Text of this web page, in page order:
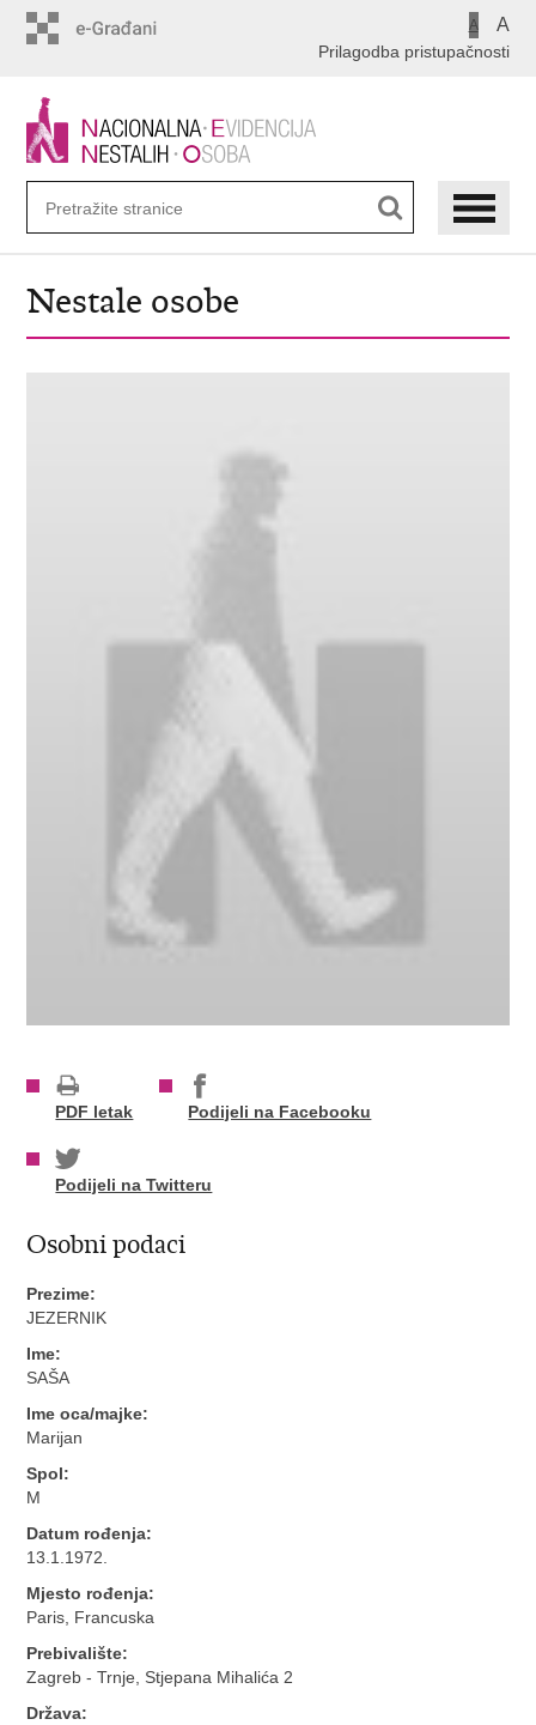
A A
Prilagodba pristupačnosti
Nestale osobe
PDF letak Podijeli na Facebooku
Podijeli na Twitteru
Osobni podaci
Prezime:
JEZERNIK
Ime:
SAŠA
Ime oca/majke:
Marijan
Spol:
M
Datum rođenja:
13.1.1972.
Mjesto rođenja:
Paris, Francuska
Prebivalište:
Zagreb - Trnje, Stjepana Mihalića 2
Država: